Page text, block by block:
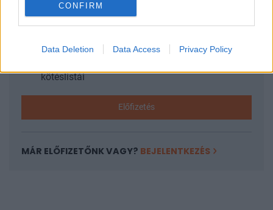
CONFIRM
Data Deletion Data Access Privacy Policy
regisztrációhoz kötött.
Portfolio.hu teljes cikkarchívum
kötéslistái
Előfizetés
MÁR ELŐFIZETŐNK VAGY? BEJELENTKEZÉS